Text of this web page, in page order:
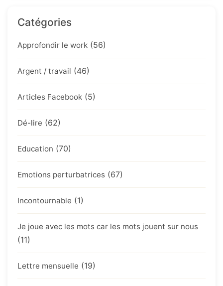
Catégories
Approfondir le work (56)
Argent / travail (46)
Articles Facebook (5)
Dé-lire (62)
Education (70)
Emotions perturbatrices (67)
Incontournable (1)
Je joue avec les mots car les mots jouent sur nous
(11)
Lettre mensuelle (19)